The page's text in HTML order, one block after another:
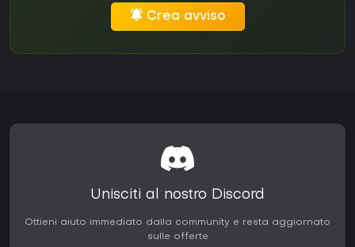
Crea avviso
Unisciti al nostro Discord
Ottieni aiuto immediato dalla community e resta aggiornato
sulle offerte